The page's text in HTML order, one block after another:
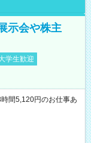
示会や株主
学生歓迎
間5,120円のお仕事あ